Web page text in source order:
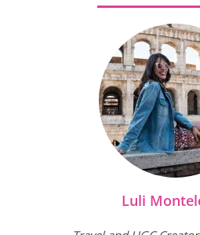
Luli